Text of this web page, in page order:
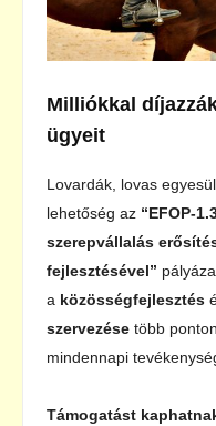
Milliókkal
ügyeit
Lovardák, lovas
lehetőség az “EFOP-
szerepvállalás
fejlesztésével”
a közösségfejlesztés
szervezése több
mindennapi
Támogatást